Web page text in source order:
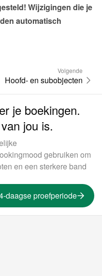
Wijzigingen die je
automatisch
Volgende
Hoofd- en subobjecten
je boekingen.
jou is.
gebruiken om
en een sterkere band
daagse proefperiode